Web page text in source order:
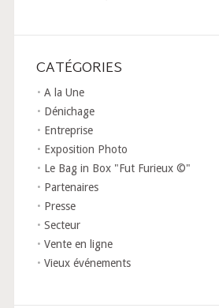
CATÉGORIES
A la Une
Dénichage
Entreprise
Exposition Photo
Le Bag in Box "Fut Furieux ©"
Partenaires
Presse
Secteur
Vente en ligne
Vieux événements